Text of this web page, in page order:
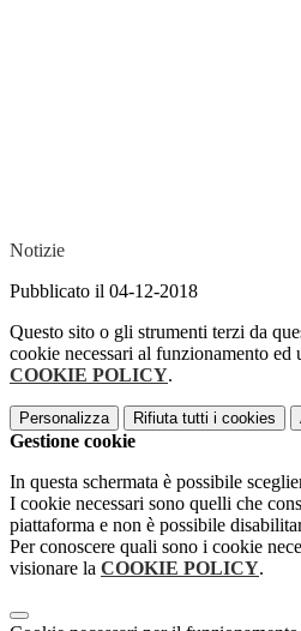
Notizie
Pubblicato il 04-12-2018
Questo sito o gli strumenti terzi da
cookie necessari al funzionamento
COOKIE POLICY.
Personalizza Rifiuta tutti i cookies
Gestione cookie
In questa schermata è possibile
I cookie necessari sono quelli che
piattaforma e non è possibile
Per conoscere quali sono i cookie
visionare la COOKIE POLICY.